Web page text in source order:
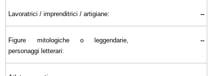
Lavoratrici / imprenditrici / artigiane: --
Figure mitologiche o leggendarie,
personaggi letterari:
--